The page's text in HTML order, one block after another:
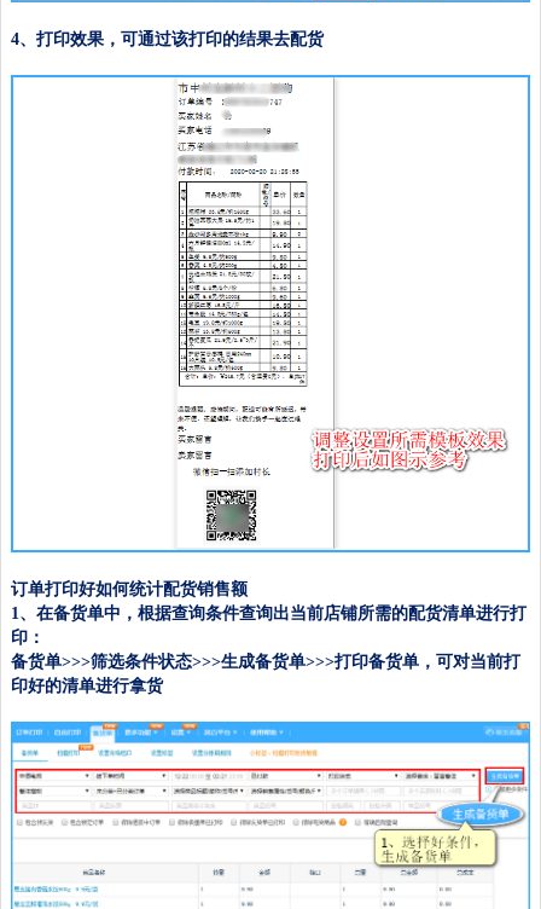
4、打印效果，可通过该打印的结果去配货
订单打印好如何统计配货销售额
1、在备货单中，根据查询条件查询出当前店铺所需的配货清单进行打
印：
备货单>>>筛选条件状态>>>生成备货单>>>打印备货单，可对当前打
印好的清单进行拿货